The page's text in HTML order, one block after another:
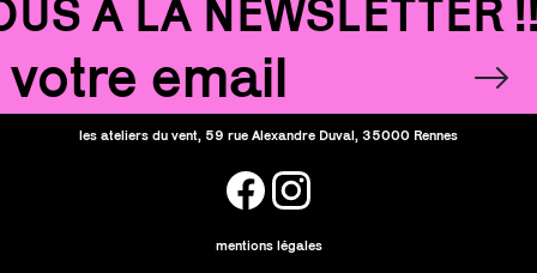
À LA NEWSLETTER
Email
les ateliers du vent, 59 rue Alexandre Duval, 35000 Rennes
facebookinstagram
mentions légales